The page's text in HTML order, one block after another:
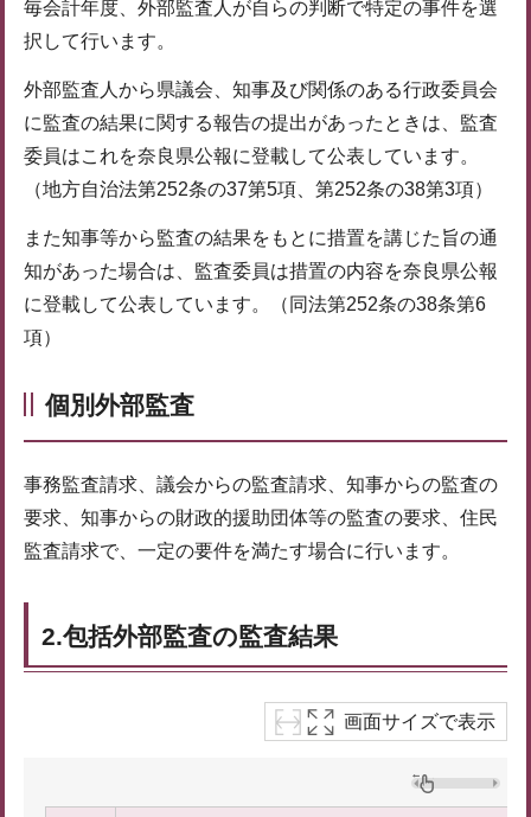
毎会計年度、外部監査人が自らの判断で特定の事件を選
択して行います。
外部監査人から県議会、知事及び関係のある行政委員会
に監査の結果に関する報告の提出があったときは、監査
委員はこれを奈良県公報に登載して公表しています。
（地方自治法第252条の37第5項、第252条の38第3項）
また知事等から監査の結果をもとに措置を講じた旨の通
知があった場合は、監査委員は措置の内容を奈良県公報
に登載して公表しています。（同法第252条の38条第6
項）
個別外部監査
事務監査請求、議会からの監査請求、知事からの監査の
要求、知事からの財政的援助団体等の監査の要求、住民
監査請求で、一定の要件を満たす場合に行います。
2.包括外部監査の監査結果
画面サイズで表示